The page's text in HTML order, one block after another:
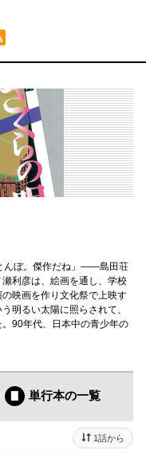
ド
んぼ。傑作だね」――島田荘
利彦は、絵画を通し、学校
映画を作り文化祭で上映す
明るい太陽に照らされて、
90年代、日本中の青少年の
単行本の一覧
1話から